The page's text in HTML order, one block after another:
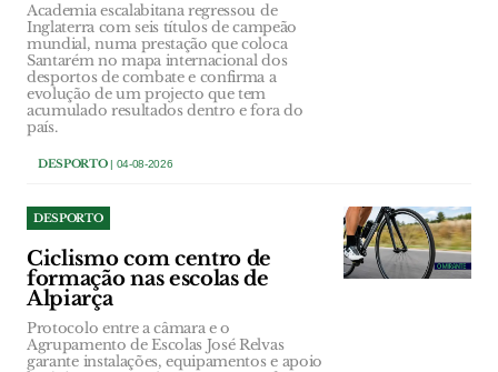
Academia escalabitana regressou de
Inglaterra com seis títulos de campeão
mundial, numa prestação que coloca
Santarém no mapa internacional dos
desportos de combate e confirma a
evolução de um projecto que tem
acumulado resultados dentro e fora do
país.
DESPORTO| 04-08-2026
DESPORTO
Ciclismo com centro de
formação nas escolas de
Alpiarça
Protocolo entre a câmara e o
Agrupamento de Escolas José Relvas
garante instalações, equipamentos e apoio